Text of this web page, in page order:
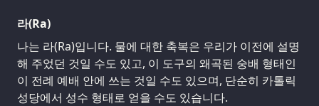
라(Ra)
나는 라(Ra)입니다. 물에 대한 축복은 우리가 이전에 설명
해 주었던 것일 수도 있고, 이 도구의 왜곡된 숭배 형태인
이 전례 예배 안에 쓰는 것일 수도 있으며, 단순히 카톨릭
성당에서 성수 형태로 얻을 수도 있습니다.